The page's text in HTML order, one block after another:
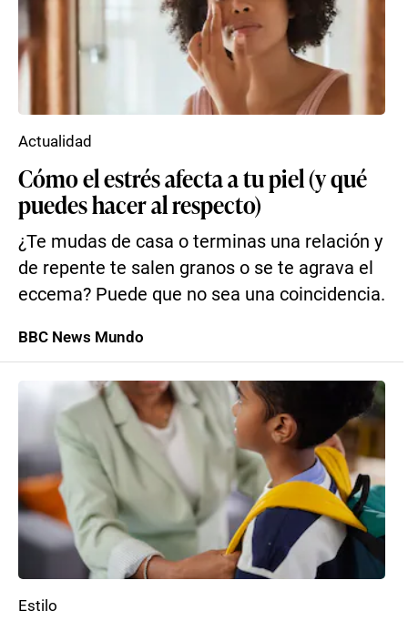
Cómo el estrés afecta a tu piel (y qué
puedes hacer al respecto)
¿Te mudas de casa o terminas una relación y
de repente te salen granos o se te agrava el
eccema? Puede que no sea una coincidencia.
Actualidad
BBC News Mundo
Estilo